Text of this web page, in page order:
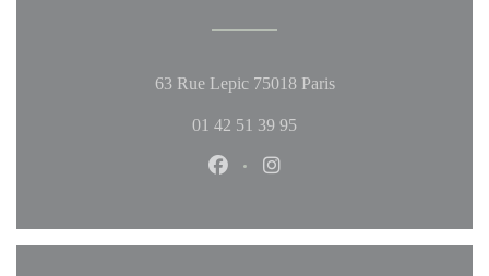
63 Rue Lepic 75018 Paris((открывается в
01 42 51 39 95
Facebook ((открывается в